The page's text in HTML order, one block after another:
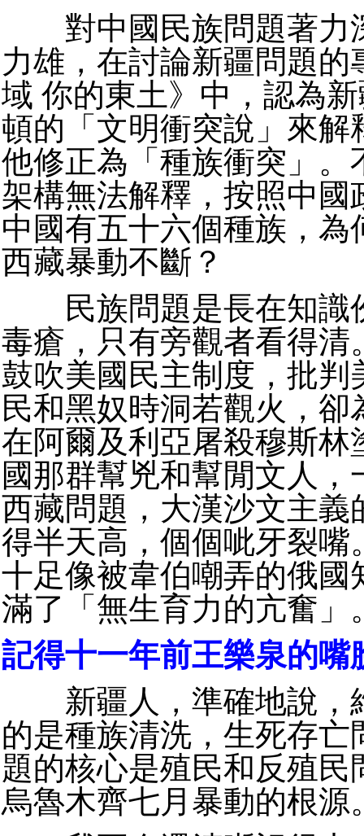
對中國民族問題著力
力雄，在討論新疆問題的
域 你的東土》中，認為
頓的「文明衝突說」來解
他修正為「種族衝突」。
架構無法解釋，按照中國
中國有五十六個種族，為
西藏暴動不斷？
民族問題是長在知識
毒瘡，只有旁觀者看得清
鼓吹美國民主制度，批判
民和黑奴時洞若觀火，卻
在阿爾及利亞屠殺穆斯林
國那群幫兇和幫閒文人，
西藏問題，大漢沙文主義
得半天高，個個呲牙裂嘴
十足像被韋伯嘲弄的俄國
滿了「無生育力的亢奮」
記得十一年前王樂泉的嘴
新疆人，準確地說，
的是種族清洗，生死存亡
題的核心是殖民和反殖民
烏魯木齊七月暴動的根源